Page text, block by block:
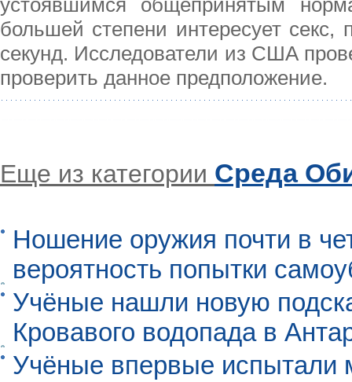
устоявшимся общепринятым
большей степени интересует
секунд. Исследователи из США
проверить данное предположение.
Еще из категории Среда
Ношение оружия почти в
вероятность попытки
Учёные нашли новую
Кровавого водопада в
Учёные впервые испытали